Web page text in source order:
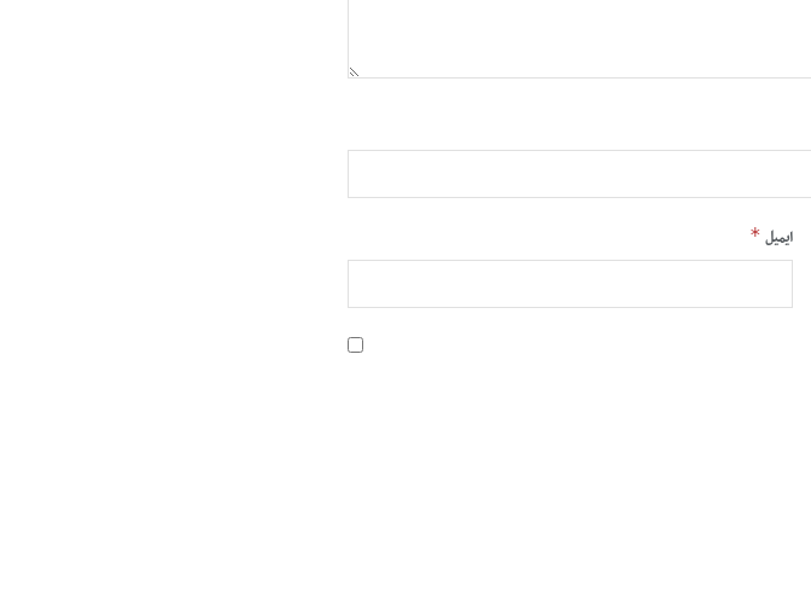
ایمیل *